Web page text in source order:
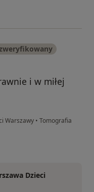
i w miłej
Warszawy • Tomografia
Dzieci